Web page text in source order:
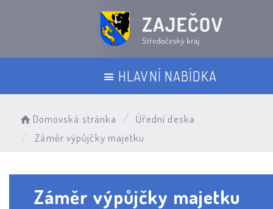
HLAVNÍ NABÍDKA
Domovská stránka
Úřední deska
Záměr výpůjčky majetku
Záměr výpůjčky majetku